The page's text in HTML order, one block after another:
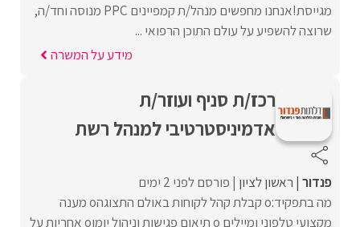
מגייסת!אנחנו מחפשים מנהל/ת קמפיינים PPC מנוסה וחד/ה,
שרוצה להשפיע על עולם התוכן הרפואי ...
מידע על המשרה
רכז/ת סניף ועוזר/ת
אדמיניסטרטיבי למנהל רש‎ת
פנדור ראשון לציון פורסם לפני 2 ימים
מה בתפקיד:o קבלת קהל לקוחות באולם התצוגהo מענה
מקצועי טלפוני ומיילים o תיאום פגישות וניהול יומןo אחריות על